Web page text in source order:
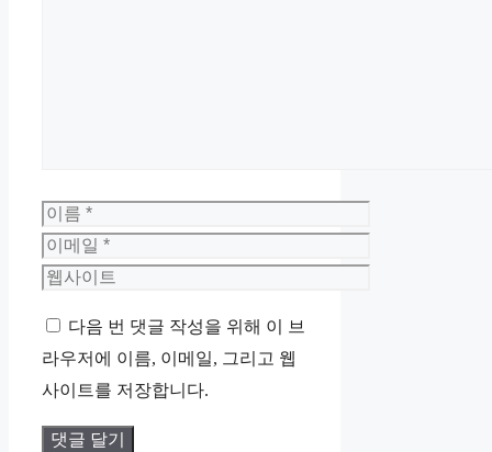
이
름
이
메
웹
트
다음 번 댓글 작성을 위해 이 브
라우저에 이름, 이메일, 그리고 웹
사이트를 저장합니다.